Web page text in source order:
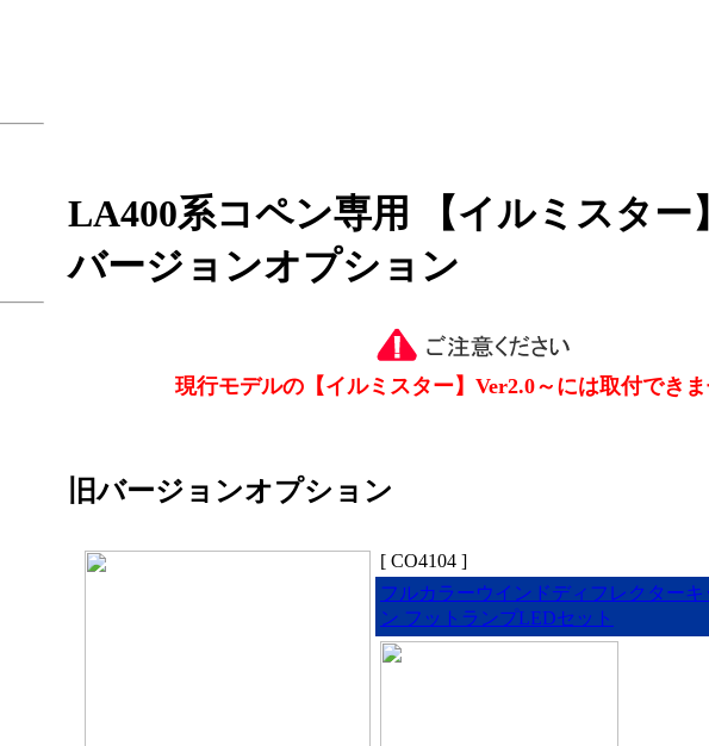
LA400系コペン専用 【イルミスタ
バージョンオプション
現行モデルの【イルミスター】Ver2.0～には取付できま
旧バージョンオプション
[ CO4104 ]
フルカラーウインドディフレクターキ
ン フットランプLEDセット